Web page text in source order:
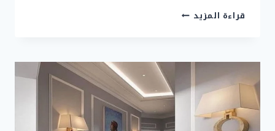
قراءة المزيد تركيب
ت:
0507299151
ديكورات
فوم
للابواب
بجدة